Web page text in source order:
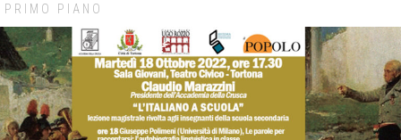
PRIMO PIANO